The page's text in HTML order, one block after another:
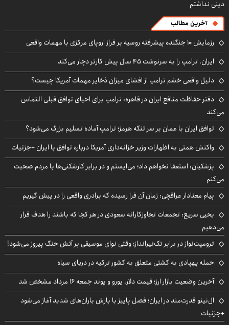
دینی نداشتم
آخرین مطالب
رزمایش ۱۰ جنگنده پیشرفته روسیه بر فراز اروپای مرکزی با مهمات واقعی
ایران، ترامپ را به سرنوشت ۴۵ سال پیش کارتر دچار می‌کند
دلیل واقعی خشم ترامپ از افشای میزان ذخایر مهمات آمریکا چیست؟
دفتر حفاظت منافع ایران در قاهره: ترامپ برای احیای توافق قبلی التماس
می‌کند
توافق ایران با عمان بر سر تنگه هرمز؛ ترامپ آماده تسلیم بزرگ می‌شود؟
واکنش همتی به اظهارات وزیر خزانه‌داری آمریکا درباره توافق با ایران +جزئیات
پزشکیان: استعفا نخواهم داد؛ می‌ایستم و در برابر کارشکنی‌ها با مردم صحبت
می‌کنم
پیام معنادار عراقچی: زمان آن فرا رسیده که برادری واقعی را در پیش گیریم
یحیی سریع: تجمعات تجاوزکارانه سعودی در هر کجا که باشند را هدف قرار
می‌دهیم
ترومپت‌نواز در برابر تک‌تیرانداز؛ وقتی نوای موسیقی بر آتش جنگ پیروز می‌شود!
حمله پهپادی به کشتی متعلق به کشور ترکیه در دریای سیاه
آخرین وضعیت بازار ارز؛ قیمت دلار، یورو و پوند جمعه ۱۶ مرداد مشخص شد
ال‌نینو قدرت‌مند در ایران؛ فصل پاییز با بارش باران‌های شدید آغاز می‌شود
+جزئیات